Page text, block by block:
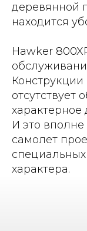
деревянной
находится
Hawker
отсутствует
И это
самолет
характера.